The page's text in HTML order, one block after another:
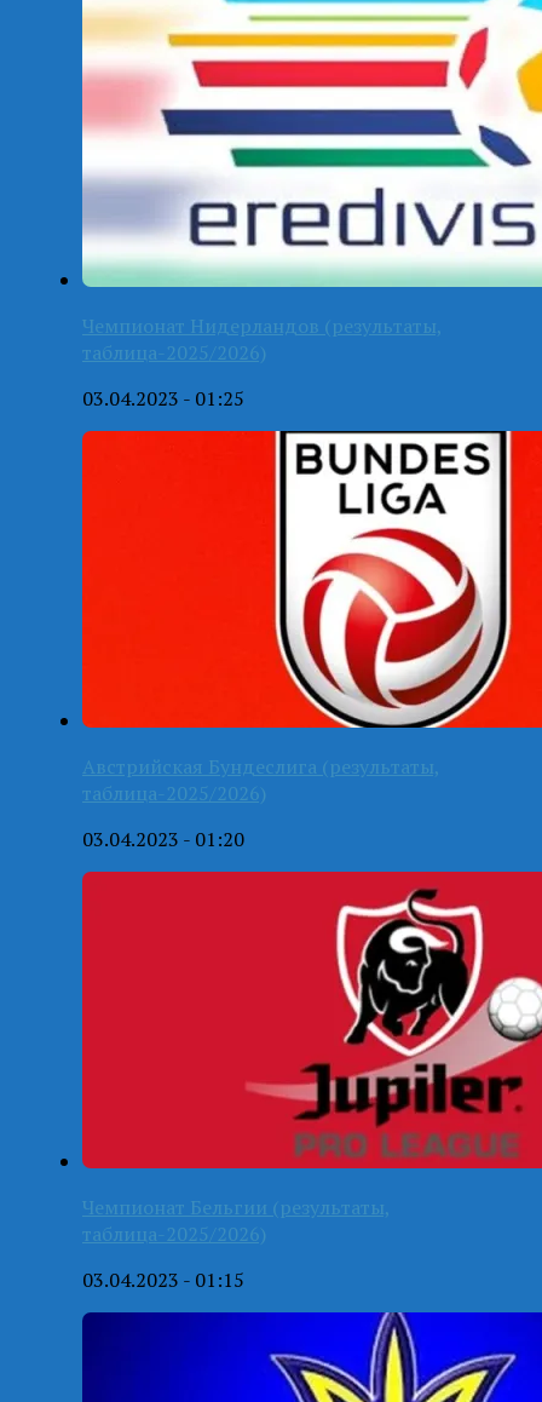
Чемпионат Нидерландов (результаты,
таблица-2025/2026)
03.04.2023 - 01:25
Австрийская Бундеслига (результаты,
таблица-2025/2026)
03.04.2023 - 01:20
Чемпионат Бельгии (результаты,
таблица-2025/2026)
03.04.2023 - 01:15